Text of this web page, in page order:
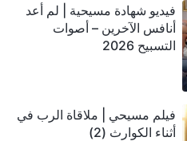
فيديو شهادة مسيحية | لم أعد
أنافس الآخرين – أصوات
التسبيح 2026
فيلم مسيحي | ملاقاة الرب في
أثناء الكوارث (2)